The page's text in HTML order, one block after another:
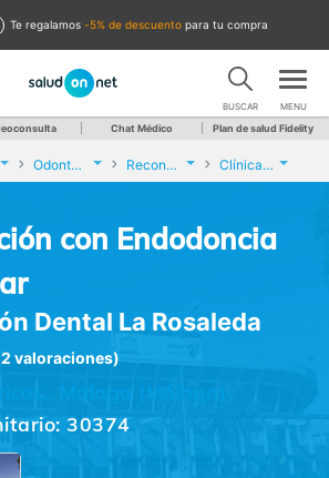
te regalamos -5% de descuento para tu compra
BUSCAR MENU
Chat Médico Plan de salud Fidelity
Odontología Reconstrucción con Endodoncia Polirradicular Clínicas Rincón Dental La Rosaleda
con Endodoncia
Dental La Rosaleda
valoraciones)
30374